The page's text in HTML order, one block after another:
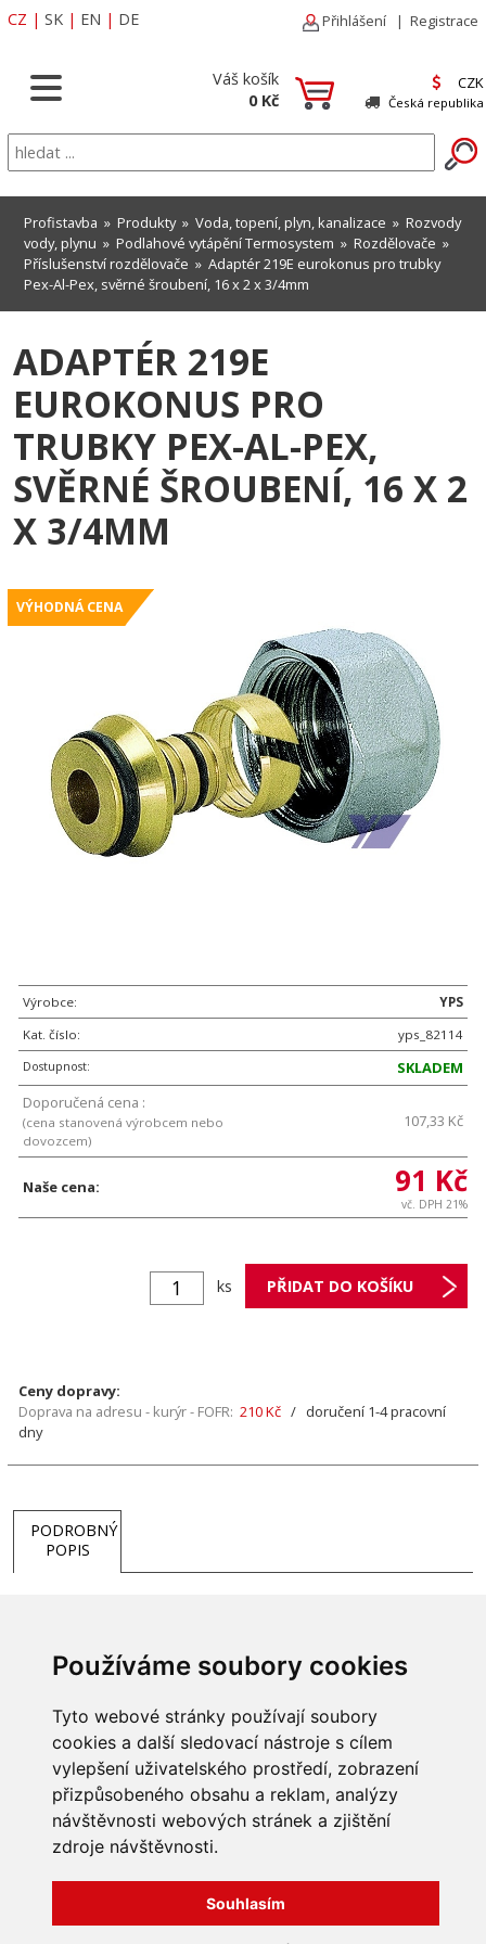
Používáme soubory cookies
Tyto webové stránky používají soubory
cookies a další sledovací nástroje s cílem
vylepšení uživatelského prostředí, zobrazení
přizpůsobeného obsahu a reklam, analýzy
návštěvnosti webových stránek a zjištění
zdroje návštěvnosti.
Souhlasím
CZ | SK | EN | DE Přihlášení | Registrace
Váš košík
0 Kč
CZK
Česká republika
Profistavba » Produkty» Voda, topení, plyn, kanalizace » Rozvody
vody, plynu » Podlahové vytápění Termosystem » Rozdělovače »
Příslušenství rozdělovače » Adaptér 219E eurokonus pro trubky
Pex-Al-Pex, svěrné šroubení, 16 x 2 x 3/4mm
ADAPTÉR 219E
EUROKONUS PRO
TRUBKY PEX-AL-PEX,
SVĚRNÉ ŠROUBENÍ, 16 X 2
X 3/4MM
VÝHODNÁ CENA
Výrobce:
YPS
Kat. číslo:
yps_82114
Dostupnost:
SKLADEM
Doporučená cena :
(cena stanovená výrobcem nebo
dovozcem)
107,33 Kč
Naše cena: 91 Kč
vč. DPH 21%
ks
Ceny dopravy:
Doprava na adresu - kurýr - FOFR: 210 Kč / doručení 1-4 pracovní
dny
PODROBNÝ
POPIS
šroubení.
INFORMACE
Obchodní podmínky
Zpracování a ochrana
osobních údajů
O nás
Všechna práva vyhrazena